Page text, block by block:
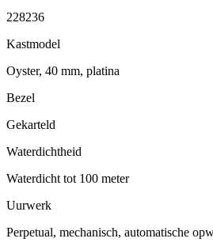
228236
Kastmodel
Oyster, 40 mm, platina
Bezel
Gekarteld
Waterdichtheid
Waterdicht tot 100 meter
Uurwerk
Perpetual, mechanisch, automatische